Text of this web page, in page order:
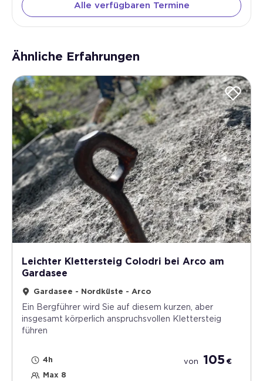
Alle verfügbaren Termine
Ähnliche Erfahrungen
Leichter Klettersteig Colodri bei Arco am
Gardasee
Gardasee - Nordküste - Arco
Ein Bergführer wird Sie auf diesem kurzen, aber
insgesamt körperlich anspruchsvollen Klettersteig
führen
4h
Max 8
von 105 €